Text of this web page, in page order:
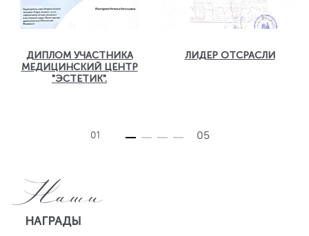
ДИПЛОМ УЧАСТНИКА
МЕДИЦИНСКИЙ ЦЕНТР
"ЭСТЕТИК".
ЛИДЕР ОТСРАСЛИ
01 05
Наши
НАГРАДЫ